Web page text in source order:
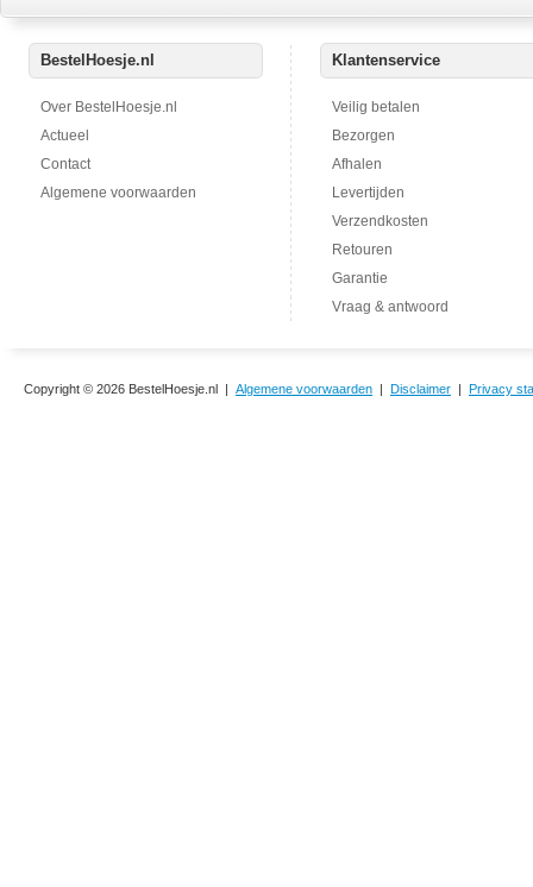
BestelHoesje.nl
Over BestelHoesje.nl
Actueel
Contact
Algemene voorwaarden
Klantenservice
Veilig betalen
Bezorgen
Afhalen
Levertijden
Verzendkosten
Retouren
Garantie
Vraag & antwoord
Copyright © 2026 BestelHoesje.nl | Algemene voorwaarden | Disclaimer | Privacy